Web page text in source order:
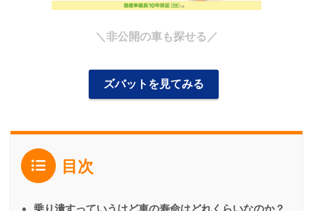
＼非公開の車も探せる／
ズバットを見てみる
目次
乗り潰すっていうけど車の寿命はどれくらいなのか？